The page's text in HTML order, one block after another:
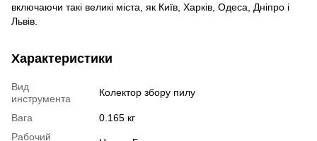
включаючи такі великі міста, як Київ, Харків, Одеса, Дніпро і
Львів.
Характеристики
Вид
инструмента
Колектор збору пилу
Вага
0.165 кг
Рабочий